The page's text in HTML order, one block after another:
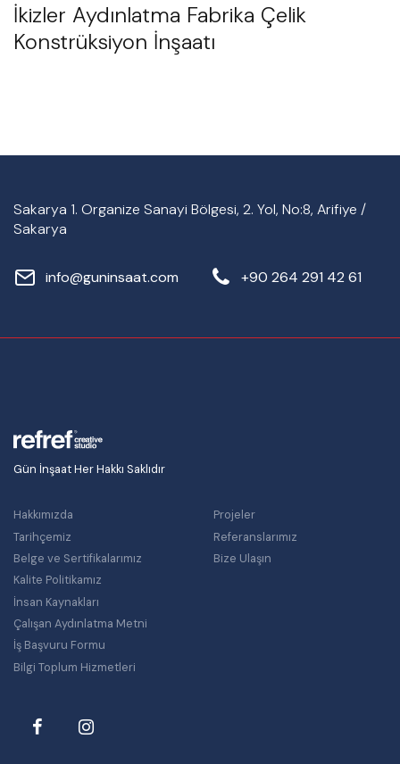
İkizler Aydınlatma Fabrika Çelik
Konstrüksiyon İnşaatı
Sakarya 1. Organize Sanayi Bölgesi, 2. Yol, No:8, Arifiye /
Sakarya
info@guninsaat.com +90 264 291 42 61
Gün İnşaat Her Hakkı Saklıdır
Hakkımızda
Tarihçemiz
Belge ve Sertifikalarımız
Kalite Politikamız
İnsan Kaynakları
Çalışan Aydınlatma Metni
İş Başvuru Formu
Bilgi Toplum Hizmetleri
Projeler
Referanslarımız
Bize Ulaşın